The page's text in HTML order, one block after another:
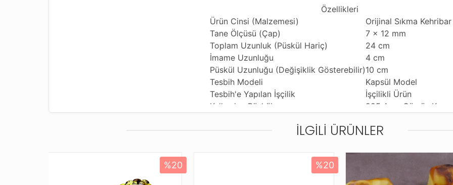
Özellikleri
Ürün Cinsi (Malzemesi)
Orijinal Sıkma Kehribar
Tane Ölçüsü (Çap)
7 x 12 mm
Toplam Uzunluk (Püskül Hariç)
24 cm
İmame Uzunluğu
4 cm
Püskül Uzunluğu (Değişiklik Gösterebilir)10 cm
Tesbih Modeli
Kapsül Model
Tesbih'e Yapılan İşçilik
İşçilikli Ürün
Kullanılan Püskül
925 Ayar Gümüş Kamçı
Tekli Çekime Uygun
Paketleme ve Gönderim Şekli
Standart Tesbih
Ürün Açıklaması
İLGILI ÜRÜNLER
%20 %20